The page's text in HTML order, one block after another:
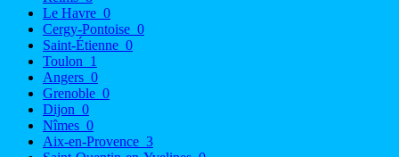
Le Havre 0
Cergy-Pontoise 0
Saint-Étienne 0
Toulon 1
Angers 0
Grenoble 0
Dijon 0
Nîmes 0
Aix-en-Provence 3